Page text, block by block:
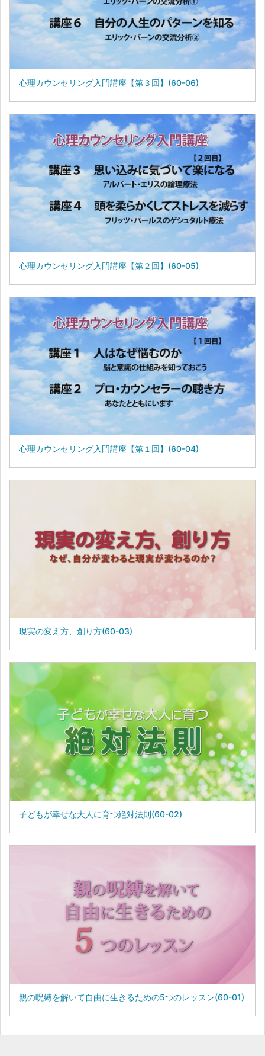
心理カウンセリング入門講座【第３回】(60-06)
心理カウンセリング入門講座【第２回】(60-05)
心理カウンセリング入門講座【第１回】(60-04)
現実の変え方、創り方(60-03)
子どもが幸せな大人に育つ絶対法則(60-02)
親の呪縛を解いて自由に生きるための5つのレッスン(60-01)